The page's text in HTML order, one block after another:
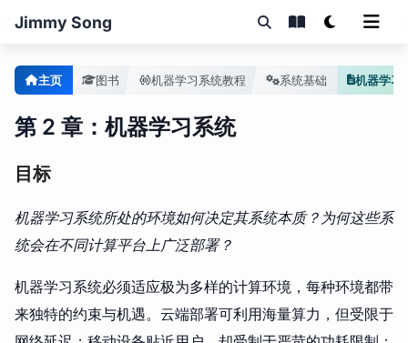
Jimmy Song
主页 图书 机器学习系统教程 系统基础 机器学习
第 2 章：机器学习系统
目标
机器学习系统所处的环境如何决定其系统本质？为何这些系
统会在不同计算平台上广泛部署？
机器学习系统必须适应极为多样的计算环境，每种环境都带
来独特的约束与机遇。云端部署可利用海量算力，但受限于